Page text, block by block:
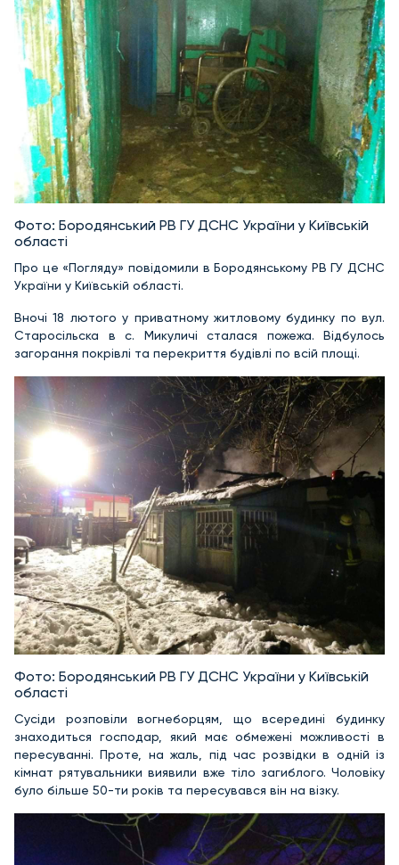
Фото: Бородянський РВ ГУ ДСНС України у Київській
області
Про це «Погляду» повідомили в Бородянському РВ ГУ ДСНС
України у Київській області.
Вночі 18 лютого у приватному житловому будинку по вул.
Старосільска в с. Микуличі сталася пожежа. Відбулось
загорання покрівлі та перекриття будівлі по всій площі.
Фото: Бородянський РВ ГУ ДСНС України у Київській
області
Сусіди розповіли вогнеборцям, що всередині будинку
знаходиться господар, який має обмежені можливості в
пересуванні. Проте, на жаль, під час розвідки в одній із
кімнат рятувальники виявили вже тіло загиблого. Чоловіку
було більше 50-ти років та пересувався він на візку.